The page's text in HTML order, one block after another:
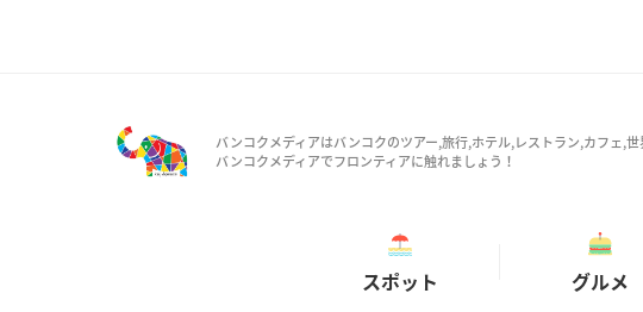
バンコクメディアはバンコクのツアー,旅行,ホテル,レストラン,カフェ,
バンコクメディアでフロンティアに触れましょう！
スポット グルメ